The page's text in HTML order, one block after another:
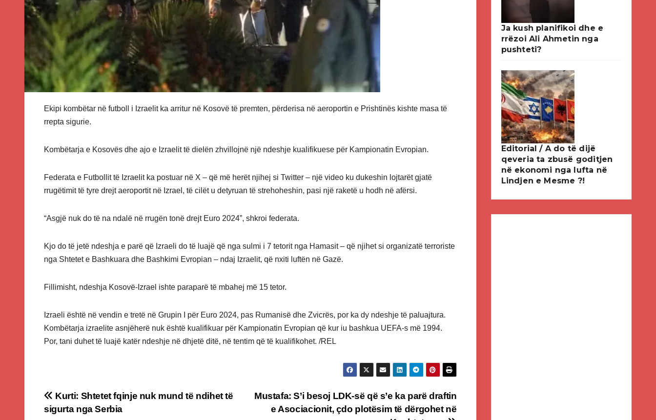
Ekipi kombëtar në futboll i Izraelit ka arritur në Kosovë të premten, përderisa në aeroportin e Prishtinës kishte masa të
rrepta sigurie.
Kombëtarja e Kosovës dhe ajo e Izraelit të dielën zhvillojnë një ndeshje kualifikuese për Kampionatin Evropian.
Federata e Futbollit të Izraelit ka postuar në X – që më herët njihej si Twitter – një video ku dukeshin lojtarët gjatë
rrugëtimit të tyre drejt aeroportit në Izrael, të cilët u detyruan të strehoheshin, pasi një raketë u hodh në afërsi.
“Asgjë nuk do të na ndalë në rrugën tonë drejt Euro 2024”, shkroi federata.
Kjo do të jetë ndeshja e parë që Izraeli do të luajë që nga sulmi i 7 tetorit nga Hamasit – që njihet si organizatë terroriste
nga Shtetet e Bashkuara dhe Bashkimi Evropian – ndaj Izraelit, që nxiti luftën në Gazë.
Fillimisht, ndeshja Kosovë-Izrael ishte paraparë të mbahej më 15 tetor.
Izraeli është në vendin e tretë në Grupin I për Euro 2024, pas Rumanisë dhe Zvicrës, por ka dy ndeshje të paluajtura.
Kombëtarja izraelite asnjëherë nuk është kualifikuar për Kampionatin Evropian që kur iu bashkua UEFA-s më 1994.
Por, tani duhet të luajë katër ndeshje në dhjetë ditë, në tentim që të kualifikohet. /REL
Post
Mustafa: S’i besoj LDK-së që s’e ka parë draftin
e Asociacionit, çdo plotësim të dërgohet në
Kurti: Shtetet fqinje nuk mund të ndihet të
sigurta nga Serbia
Ja kush planifikoi dhe e
rrëzoi Ali Ahmetin nga
pushteti?
Editorial / A do të dijë
qeveria ta zbusë goditjen
në ekonomi nga lufta në
Lindjen e Mesme ?!